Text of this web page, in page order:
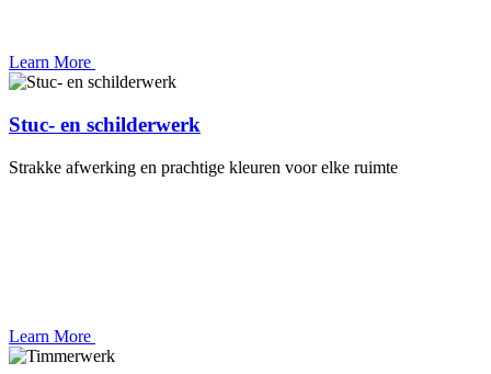
Learn More
Stuc- en schilderwerk
Strakke afwerking en prachtige kleuren voor elke ruimte
Learn More